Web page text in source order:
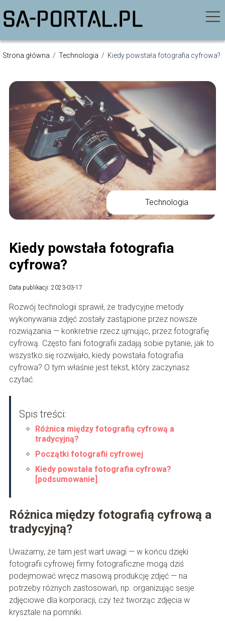
Strona główna / Technologia / Kiedy powstała fotografia cyfrowa?
Technologia
Kiedy powstała fotografia
cyfrowa?
Data publikacji: 2023-03-17
Rozwój technologii sprawił, że tradycyjne metody
wykonywania zdjęć zostały zastąpione przez nowsze
rozwiązania — konkretnie rzecz ujmując, przez fotografię
cyfrową. Często fani fotografii zadają sobie pytanie, jak to
wszystko się rozwijało, kiedy powstała fotografia
cyfrowa? O tym właśnie jest tekst, który zaczynasz
czytać.
Spis treści:
Różnica między fotografią cyfrową a
tradycyjną?
Początki fotografii cyfrowej
Kiedy powstała fotografia cyfrowa?
[podsumowanie]
Różnica między fotografią cyfrową a
tradycyjną?
Uważamy, że tam jest wart uwagi — w końcu dzięki
fotografii cyfrowej firmy fotograficzne mogą dziś
podejmować wręcz masową produkcję zdjęć — na
potrzeby różnych zastosowań, np. organizując sesje
zdjęciowe dla korporacji, czy też tworząc zdjęcia w
krysztale na pomniki.